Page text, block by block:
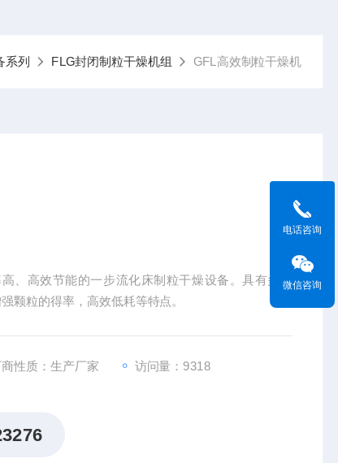
系列 FLG封闭制粒干燥机组 GFL高效制粒干燥机
、高效节能的一步流化床制粒干燥设备。具有多喷
颗粒的得率，高效低耗等特点。
商性质：生产厂家 访问量：9318
电话咨询
微信咨询